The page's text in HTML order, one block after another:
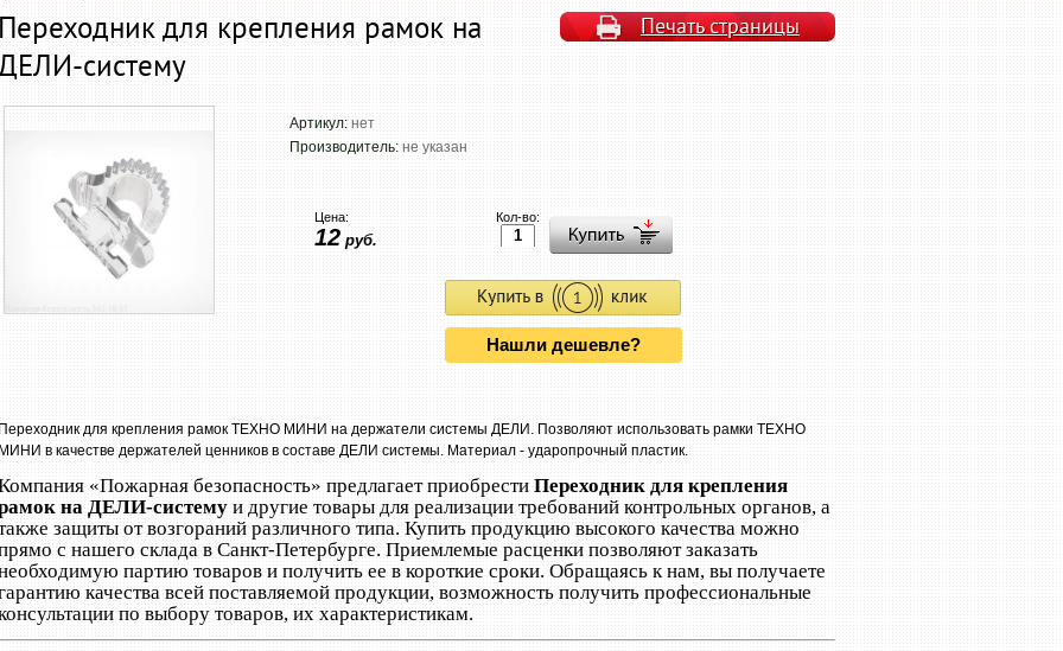
Печать страницы
Переходник для крепления рамок на
систему
Артикул: нет
Производитель: не указан
Кол-во:
Цена:
12 руб.
Нашли дешевле?
Переходник для крепления рамок ТЕХНО МИНИ на держатели системы ДЕЛИ. Позволяют использовать рамки ТЕХНО
МИНИ в качестве держателей ценников в составе ДЕЛИ системы. Материал - ударопрочный пластик.
«Пожарная безопасность» предлагает приобрести Переходник для крепления
на ДЕЛИ-систему и другие товары для реализации требований контрольных органов, а
защиты от возгораний различного типа. Купить продукцию высокого качества можно
с нашего склада в Санкт-Петербурге. Приемлемые расценки позволяют заказать
партию товаров и получить ее в короткие сроки. Обращаясь к нам, вы получаете
качества всей поставляемой продукции, возможность получить профессиональные
по выбору товаров, их характеристикам.